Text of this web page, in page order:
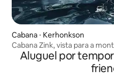
Cabana ⋅ Kerhonkson
Cabana Zink, vista para a
hidromassagem
Aluguel por